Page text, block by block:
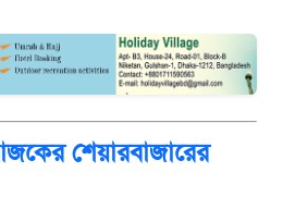
শেয়ারবাজারের